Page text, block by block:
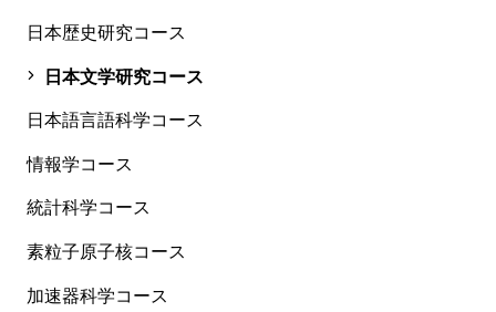
日本歴史研究コース
日本文学研究コース
日本語言語科学コース
情報学コース
統計科学コース
素粒子原子核コース
加速器科学コース